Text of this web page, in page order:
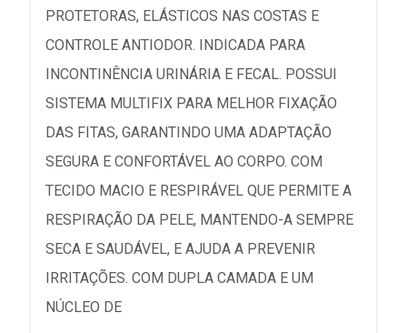
PROTETORAS, ELÁSTICOS NAS COSTAS E
CONTROLE ANTIODOR. INDICADA PARA
INCONTINÊNCIA URINÁRIA E FECAL. POSSUI
SISTEMA MULTIFIX PARA MELHOR FIXAÇÃO
DAS FITAS, GARANTINDO UMA ADAPTAÇÃO
SEGURA E CONFORTÁVEL AO CORPO. COM
TECIDO MACIO E RESPIRÁVEL QUE PERMITE A
RESPIRAÇÃO DA PELE, MANTENDO-A SEMPRE
SECA E SAUDÁVEL, E AJUDA A PREVENIR
IRRITAÇÕES. COM DUPLA CAMADA E UM
NÚCLEO DE